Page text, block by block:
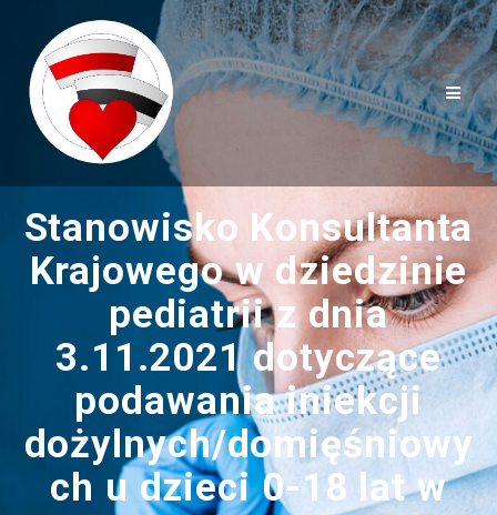
Przejdź
do
treści
Stanowisko Konsultanta
Krajowego w dziedzinie
pediatrii z dnia
3.11.2021 dotyczące
podawania iniekcji
dożylnych/domięśniowy
ch u dzieci 0-18 lat w